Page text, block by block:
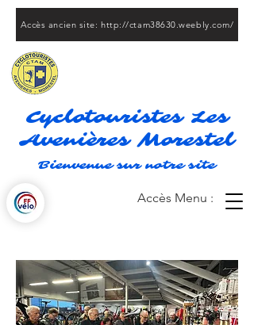
Accès ancien site: http://ctam38630.weebly.com/
Cyclotouristes Les
Avenières Morestel
Bienvenue sur notre site
Accès Menu :